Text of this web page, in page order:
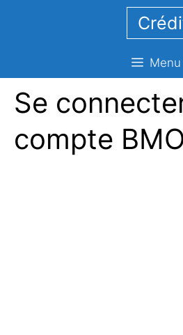
Menu
Se
compte